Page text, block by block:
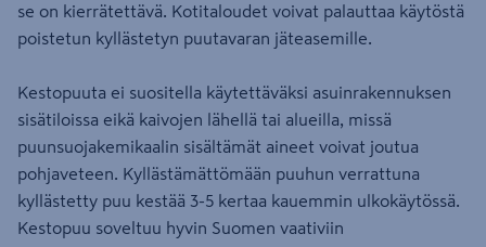
se on kierrätettävä. Kotitaloudet voivat palauttaa käytöstä
poistetun kyllästetyn puutavaran jäteasemille.
Kestopuuta ei suositella käytettäväksi asuinrakennuksen
sisätiloissa eikä kaivojen lähellä tai alueilla, missä
puunsuojakemikaalin sisältämät aineet voivat joutua
pohjaveteen. Kyllästämättömään puuhun verrattuna
kyllästetty puu kestää 3-5 kertaa kauemmin ulkokäytössä.
Kestopuu soveltuu hyvin Suomen vaativiin